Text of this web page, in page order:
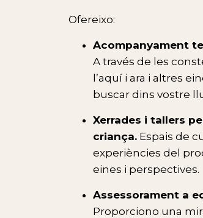
Ofereixo:
Acompanyament
A través de les
l’aquí i ara i altres
buscar dins vostre
Xerrades i tallers
criança. Espais de
experiències del
eines i perspectives.
Assessorament a
Proporciono una